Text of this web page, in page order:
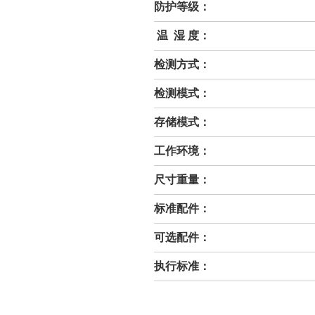
防护等级：
温 湿 度：
检测方式：
检测模式：
存储模式：
工作环境：
尺寸重量：
标准配件：
可选配件：
执行标准：